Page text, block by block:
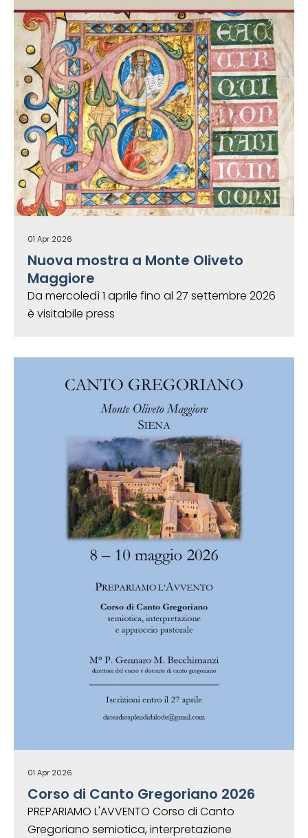
01 Apr 2026
Nuova mostra a Monte Oliveto
Maggiore
Da mercoledì 1 aprile fino al 27 settembre 2026
è visitabile press
01 Apr 2026
Corso di Canto Gregoriano 2026
PREPARIAMO L'AVVENTO Corso di Canto
Gregoriano semiotica, interpretazione